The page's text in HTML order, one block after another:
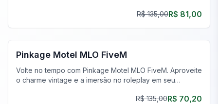
R$ 135,00R$ 81,00
FiveM Gangue MLO
Pinkage Motel MLO FiveM
Volte no tempo com Pinkage Motel MLO FiveM. Aproveite
o charme vintage e a imersão no roleplay em seu
R$ 135,00R$ 70,20